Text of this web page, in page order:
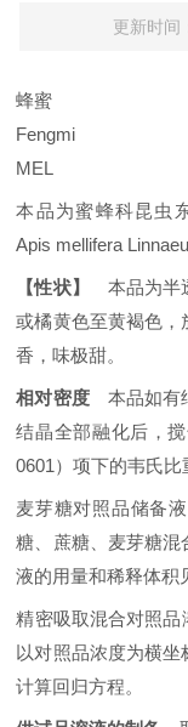
更新时
蜂蜜
Fengmi
MEL
本品为蜜蜂科昆虫
Apis mellifera
【性状】
本品为半
或橘黄色至黄褐色，
香，味极甜。
相对密度本品如有
结晶全部融化后，
0601 ）项下的韦氏
麦芽糖对照品储备
糖、蔗糖、麦芽糖混
液的用量和稀释体积
精密吸取混合对照品
以对照品浓度为横坐
计算回归方程。